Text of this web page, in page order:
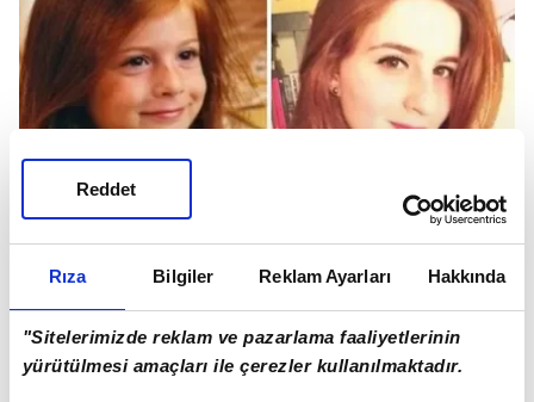
Rıza Bilgiler Reklam Ayarları Hakkında
"Sitelerimizde reklam ve pazarlama faaliyetlerinin
yürütülmesi amaçları ile çerezler kullanılmaktadır.
Reddet
Zeynep Özkaya